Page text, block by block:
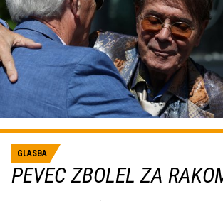
GLASBA
PEVEC ZBOLEL ZA